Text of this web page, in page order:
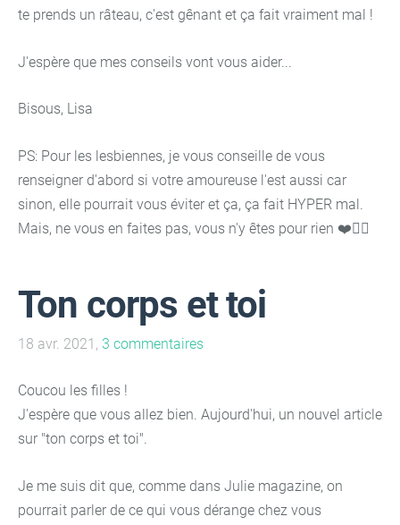
te prends un râteau, c'est gênant et ça fait vraiment mal !
J'espère que mes conseils vont vous aider...
Bisous, Lisa
PS: Pour les lesbiennes, je vous conseille de vous
renseigner d'abord si votre amoureuse l'est aussi car
sinon, elle pourrait vous éviter et ça, ça fait HYPER mal.
Mais, ne vous en faites pas, vous n'y êtes pour rien ❤️🏳️‍🌈
Ton corps et toi
18 avr. 2021, 3 commentaires
Coucou les filles !
J'espère que vous allez bien. Aujourd'hui, un nouvel article
sur "ton corps et toi".
Je me suis dit que, comme dans Julie magazine, on
pourrait parler de ce qui vous dérange chez vous